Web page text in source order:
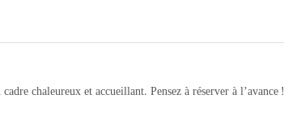
chaleureux et accueillant. Pensez à réserver à l’avance !